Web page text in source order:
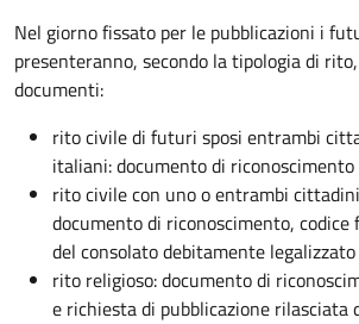
Nel giorno fissato per le pubblicazioni i
presenteranno, secondo la tipologia di
documenti:
rito civile di futuri sposi entrambi
italiani: documento di riconoscimento
rito civile con uno o entrambi
documento di riconoscimento, codice
del consolato debitamente
rito religioso: documento di
e richiesta di pubblicazione rilasciata